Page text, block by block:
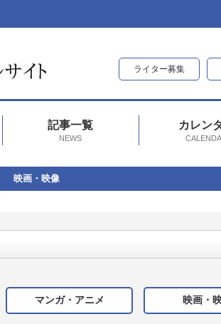
ライター募集
記事一覧
NEWS
カレン
映画・映像
マンガ・アニメ 映画・